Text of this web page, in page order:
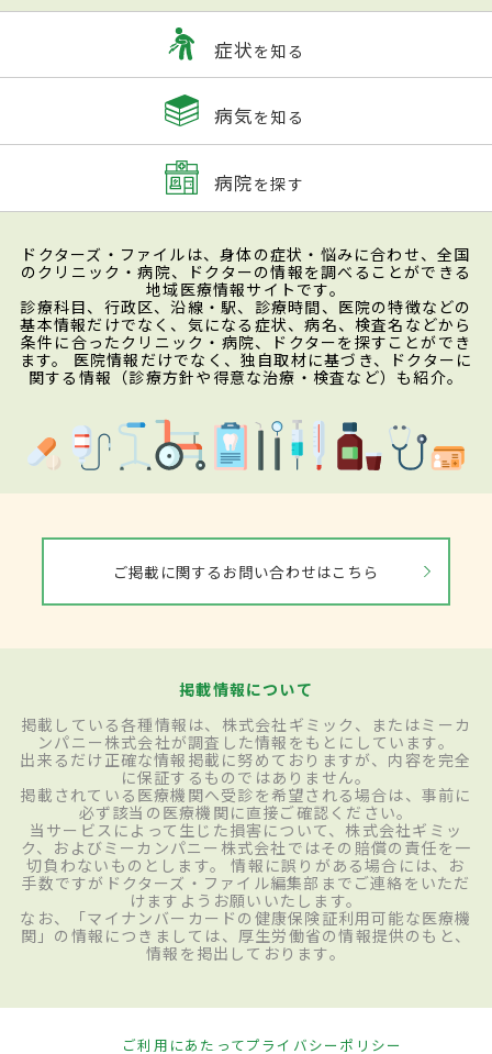
症状を知る
病気を知る
病院を探す
ドクターズ・ファイルは、身体の症状・悩みに合わせ、全国
のクリニック・病院、ドクターの情報を調べることができる
地域医療情報サイトです。
診療科目、行政区、沿線・駅、診療時間、医院の特徴などの
基本情報だけでなく、気になる症状、病名、検査名などから
条件に合ったクリニック・病院、ドクターを探すことができ
ます。 医院情報だけでなく、独自取材に基づき、ドクターに
関する情報（診療方針や得意な治療・検査など）も紹介。
ご掲載に関するお問い合わせはこちら
掲載情報について
掲載している各種情報は、株式会社ギミック、またはミーカ
ンパニー株式会社が調査した情報をもとにしています。
出来るだけ正確な情報掲載に努めておりますが、内容を完全
に保証するものではありません。
掲載されている医療機関へ受診を希望される場合は、事前に
必ず該当の医療機関に直接ご確認ください。
当サービスによって生じた損害について、株式会社ギミッ
ク、およびミーカンパニー株式会社ではその賠償の責任を一
切負わないものとします。 情報に誤りがある場合には、お
手数ですがドクターズ・ファイル編集部までご連絡をいただ
けますようお願いいたします。
なお、「マイナンバーカードの健康保険証利用可能な医療機
関」の情報につきましては、厚生労働省の情報提供のもと、
情報を掲出しております。
ご利用にあたってプライバシーポリシー